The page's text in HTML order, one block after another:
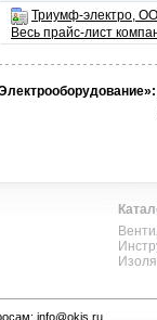
Триумф-электро,
Весь прайс-лист
info@okis.ru